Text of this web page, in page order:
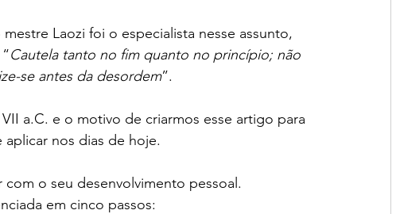
Laozi foi o especialista nesse assunto,
Cautela tanto no fim quanto no princípio; não
se antes da desordem”.
a.C. e o motivo de criarmos esse artigo para
nos dias de hoje.
o seu desenvolvimento pessoal.
em cinco passos: